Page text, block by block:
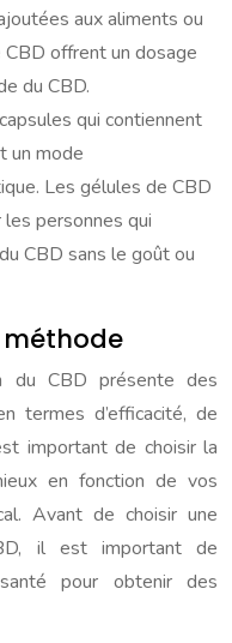
aux aliments ou
offrent un dosage
du CBD.
qui contiennent
un mode
Les gélules de CBD
personnes qui
CBD sans le goût ou
du CBD présente des
termes d’efficacité, de
important de choisir la
en fonction de vos
Avant de choisir une
il est important de
pour obtenir des